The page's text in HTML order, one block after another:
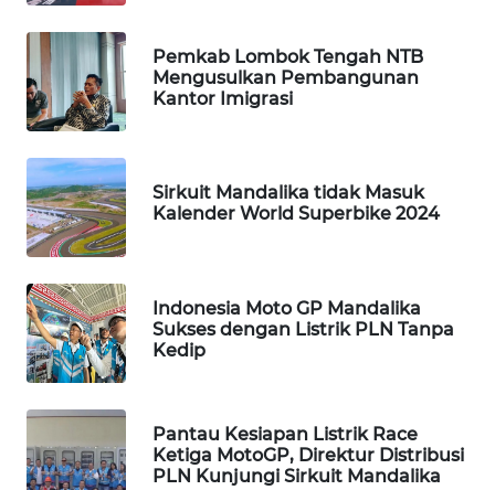
Pemkab Lombok Tengah NTB
Mengusulkan Pembangunan
Kantor Imigrasi
Sirkuit Mandalika tidak Masuk
Kalender World Superbike 2024
Indonesia Moto GP Mandalika
Sukses dengan Listrik PLN Tanpa
Kedip
Pantau Kesiapan Listrik Race
Ketiga MotoGP, Direktur Distribusi
PLN Kunjungi Sirkuit Mandalika
WAHANA
UMKM
WAHANA
WAHANA
PERSONA
WAHANA
OTOMOTIF
WAHANA
WAHANA
DESA